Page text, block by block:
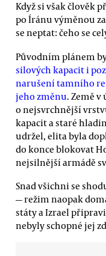
Když si však člověk
po Íránu výměnou
se neptat: čeho se
Původním plánem
silových kapacit i
narušení tamního
jeho změnu. Země
o nejsvrchnější
kapacit a staré
udržel, elita byla
do konce blokovat
nejsilnější armádě
Snad všichni se
— režim naopak
státy a Izrael
nebyly schopné jej